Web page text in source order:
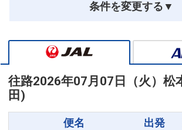
条件を変更する▼
往路2026年07月07日（火） 松
田)
便名 出発